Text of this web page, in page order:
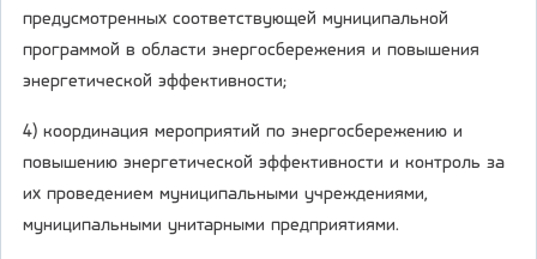
предусмотренных соответствующей муниципальной
программой в области энергосбережения и повышения
энергетической эффективности;
4) координация мероприятий по энергосбережению и
повышению энергетической эффективности и контроль за
их проведением муниципальными учреждениями,
муниципальными унитарными предприятиями.